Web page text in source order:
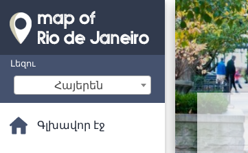
Լեզու
Հայերեն
Գլխավոր էջ